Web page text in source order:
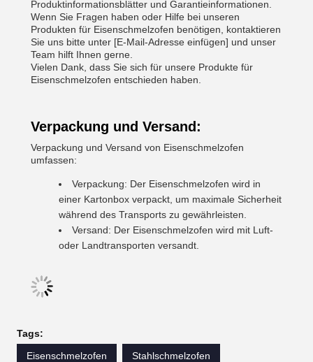
Produktinformationsblätter und Garantieinformationen.
Wenn Sie Fragen haben oder Hilfe bei unseren
Produkten für Eisenschmelzofen benötigen, kontaktieren
Sie uns bitte unter [E-Mail-Adresse einfügen] und unser
Team hilft Ihnen gerne.
Vielen Dank, dass Sie sich für unsere Produkte für
Eisenschmelzofen entschieden haben.
Verpackung und Versand:
Verpackung und Versand von Eisenschmelzofen
umfassen:
Verpackung: Der Eisenschmelzofen wird in
einer Kartonbox verpackt, um maximale Sicherheit
während des Transports zu gewährleisten.
Versand: Der Eisenschmelzofen wird mit Luft-
oder Landtransporten versandt.
Tags:
Eisenschmelzofen
Stahlschmelzofen